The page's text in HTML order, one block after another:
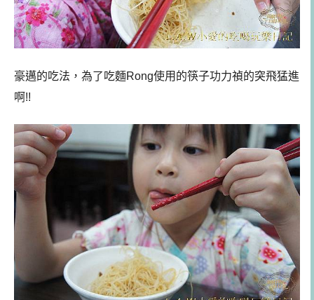
豪邁的吃法，為了吃麵Rong使用的筷子功力禎的突飛猛進
啊!!